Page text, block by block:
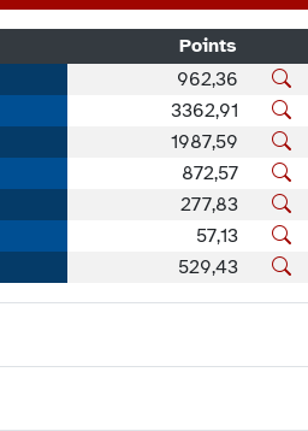
Points
962,36
3362,91
1987,59
872,57
277,83
57,13
529,43